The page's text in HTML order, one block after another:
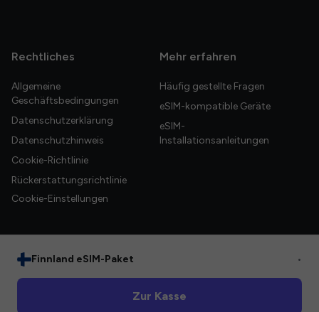
Rechtliches
Allgemeine
Geschäftsbedingungen
Datenschutzerklärung
Datenschutzhinweis
Cookie-Richtlinie
Rückerstattungsrichtlinie
Cookie-Einstellungen
Mehr erfahren
Häufig gestellte Fragen
eSIM-kompatible Geräte
eSIM-
Installationsanleitungen
Finnland eSIM-Paket •
Zur Kasse